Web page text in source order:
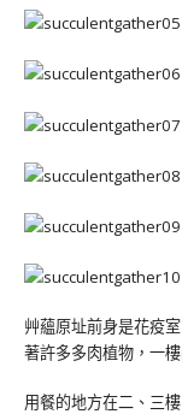
艸蘊原址前身是花疫
著許多多肉植物，一
用餐的地方在二、三